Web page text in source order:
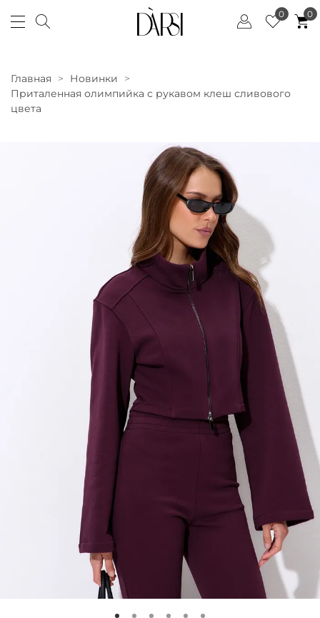
0 0
Главная
Новинки
Приталенная олимпийка с рукавом клеш сливового
цвета